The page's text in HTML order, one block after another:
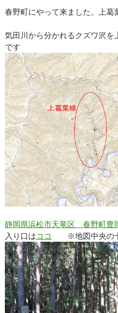
春野町にやって来ました。上葛
気田川から分かれるクズワ沢を
です
静岡県浜松市天竜区 春野町豊
入り口はココ ※地図中央の十